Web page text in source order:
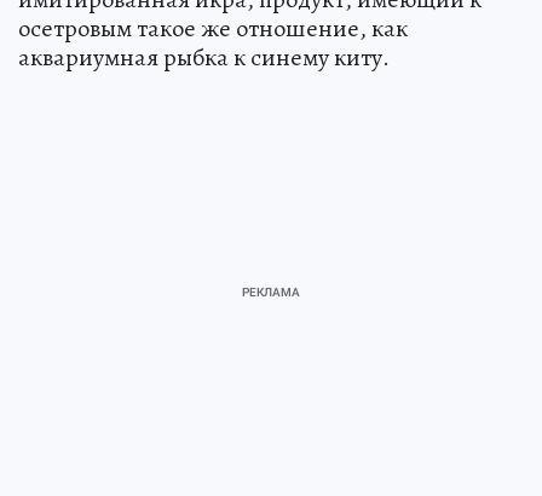
осетровым такое же отношение, как
аквариумная рыбка к синему киту.